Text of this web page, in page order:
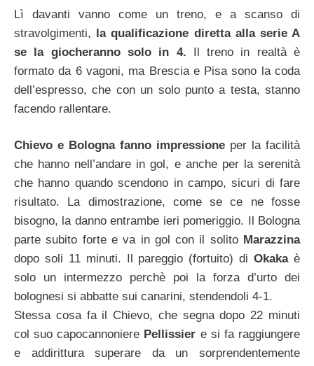
Lì davanti vanno come un treno, e a scanso di
stravolgimenti, la qualificazione diretta alla serie A
se la giocheranno solo in 4. Il treno in realtà è
formato da 6 vagoni, ma Brescia e Pisa sono la coda
dell’espresso, che con un solo punto a testa, stanno
facendo rallentare.
Chievo e Bologna fanno impressione per la facilità
che hanno nell’andare in gol, e anche per la serenità
che hanno quando scendono in campo, sicuri di fare
risultato. La dimostrazione, come se ce ne fosse
bisogno, la danno entrambe ieri pomeriggio. Il Bologna
parte subito forte e va in gol con il solito Marazzina
dopo soli 11 minuti. Il pareggio (fortuito) diOkakaè
solo un intermezzo perchè poi la forza d’urto dei
bolognesi si abbatte sui canarini, stendendoli 4-1.
Stessa cosa fa il Chievo, che segna dopo 22 minuti
col suo capocannoniere Pellissier e si fa raggiungere
e addirittura superare da un sorprendentemente